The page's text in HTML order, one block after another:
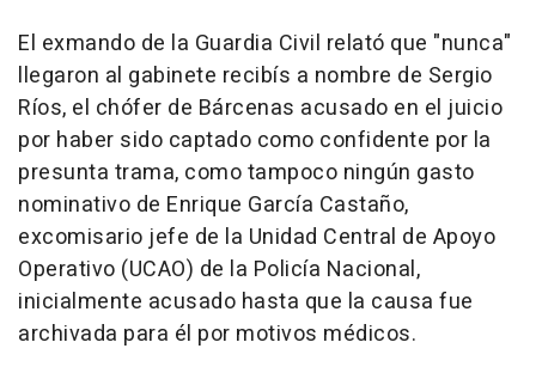
El exmando de la Guardia Civil relató que "nunca"
llegaron al gabinete recibís a nombre de Sergio
Ríos, el chófer de Bárcenas acusado en el juicio
por haber sido captado como confidente por la
presunta trama, como tampoco ningún gasto
nominativo de Enrique García Castaño,
excomisario jefe de la Unidad Central de Apoyo
Operativo (UCAO) de la Policía Nacional,
inicialmente acusado hasta que la causa fue
archivada para él por motivos médicos.